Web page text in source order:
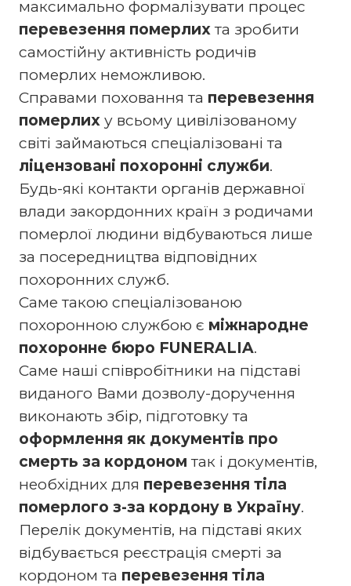
максимально формалізувати процес
перевезення померлихта зробити
самостійну активність родичів
померлих неможливою.
Справами поховання та перевезення
померлиху всьому цивілізованому
світі займаються спеціалізовані та
ліцензовані похоронні служби.
Будь-які контакти органів державної
влади закордонних країн з родичами
померлої людини відбуваються лише
за посередництва відповідних
похоронних служб.
Саме такою спеціалізованою
похоронною службою є міжнародне
похоронне бюро FUNERALIA.
Саме наші співробітники на підставі
виданого Вами дозволу-доручення
виконають збір, підготовку та
оформлення як документів про
смерть за кордоном так і документів,
необхідних для перевезення тіла
померлого з-за кордону в Україну.
Перелік документів, на підставі яких
відбувається реєстрація смерті за
кордоном та перевезення тіла